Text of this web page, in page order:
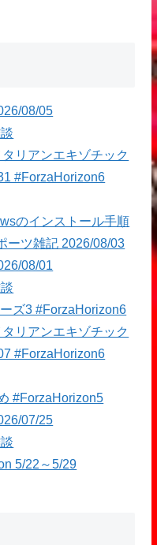
08/05
リアンエキゾチック
#ForzaHorizon6
のインストール手順
ーツ雑記 2026/08/03
08/01
ズ3 #ForzaHorizon6
リアンエキゾチック
#ForzaHorizon6
#ForzaHorizon5
07/25
5/22～5/29